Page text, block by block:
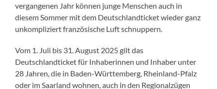
vergangenen Jahr können junge Menschen auch in
diesem Sommer mit dem Deutschlandticket wieder ganz
unkompliziert französische Luft schnuppern.
Vom 1. Juli bis 31. August 2025 gilt das
Deutschlandticket für Inhaberinnen und Inhaber unter
28 Jahren, die in Baden-Württemberg, Rheinland-Pfalz
oder im Saarland wohnen, auch in den Regionalzügen